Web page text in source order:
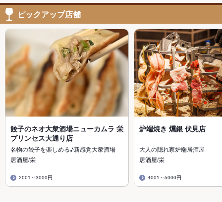
ピックアップ店舗
餃子のネオ大衆酒場ニューカムラ 栄
プリンセス大通り店
名物の餃子を楽しめる♪新感覚大衆酒場
居酒屋/栄
2001～3000円
炉端焼き 燻銀 伏見店
大人の隠れ家炉端居酒屋
居酒屋/栄
4001～5000円